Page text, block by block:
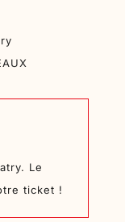
Le
ticket !